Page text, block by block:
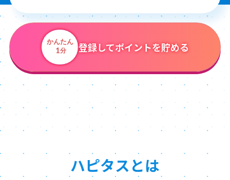
かんたん
1分 登録してポイントを貯める
ハピタスとは